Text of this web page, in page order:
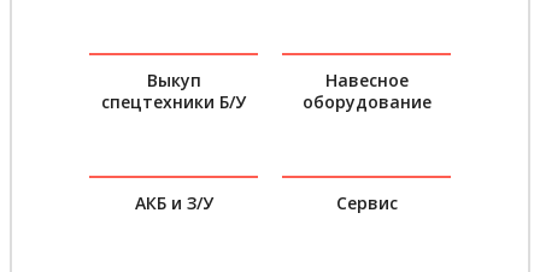
Выкуп
спецтехники Б/У
Навесное
оборудование
АКБ и З/У Сервис